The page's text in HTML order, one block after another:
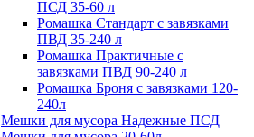
ПСД 35-60 л
Ромашка Стандарт с завязками
ПВД 35-240 л
Ромашка Практичные с
завязками ПВД 90-240 л
Ромашка Броня с завязками 120-
240л
Мешки для мусора Надежные ПСД